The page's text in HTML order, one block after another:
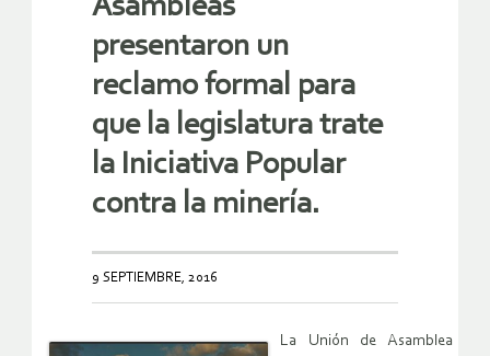
Asambleas
presentaron un
reclamo formal para
que la legislatura trate
la Iniciativa Popular
contra la minería.
9 SEPTIEMBRE, 2016
La Unión de Asamblea